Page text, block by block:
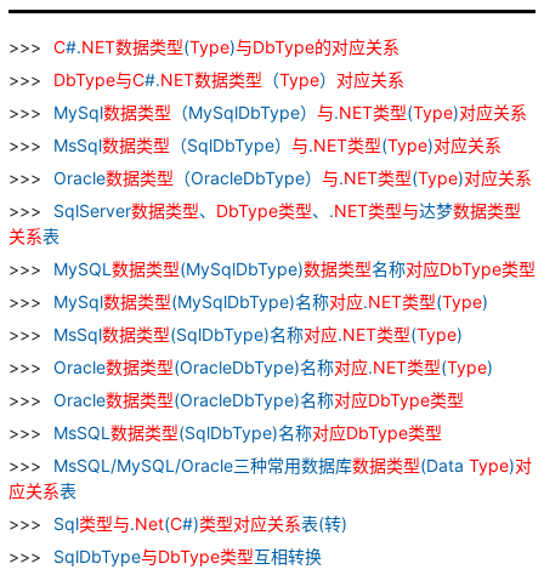
C#.NET数据类型(Type)与DbType的对应关系
DbType与C#.NET数据类型 （Type） 对应关系
MySql数据类型 （MySqlDbType） 与.NET类型(Type)对应关系
MsSql数据类型 （SqlDbType） 与.NET类型(Type)对应关系
Oracle数据类型 （OracleDbType） 与.NET类型(Type)对应关系
SqlServer数据类型、 DbType类型、.NET类型与达梦数据类型
关系表
MySQL 数据类型(MySqlDbType)数据类型名称对应DbType类型
MySql数据类型(MySqlDbType)名称对应.NET类型(Type)
MsSql数据类型(SqlDbType)名称对应.NET类型(Type)
Oracle数据类型(OracleDbType)名称对应.NET类型(Type)
Oracle数据类型(OracleDbType)名称对应DbType类型
MsSQL 数据类型(SqlDbType)名称对应DbType类型
MsSQL/MySQL/Oracle三种常用数据库数据类型(Data Type)对
应关系表
Sql类型与.Net(C#)类型对应关系表(转)
SqlDbType与DbType类型互相转换